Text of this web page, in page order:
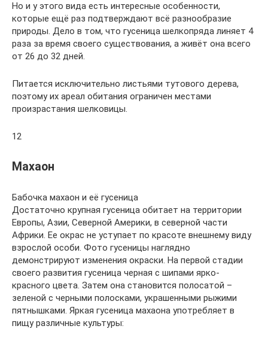
Но и у этого вида есть интересные особенности,
которые ещё раз подтверждают всё разнообразие
природы. Дело в том, что гусеница шелкопряда линяет 4
раза за время своего существования, а живёт она всего
от 26 до 32 дней.
Питается исключительно листьями тутового дерева,
поэтому их ареал обитания ограничен местами
произрастания шелковицы.
12
Махаон
Бабочка махаон и её гусеница
Достаточно крупная гусеница обитает на территории
Европы, Азии, Северной Америки, в северной части
Африки. Ее окрас не уступает по красоте внешнему виду
взрослой особи. Фото гусеницы наглядно
демонстрируют изменения окраски. На первой стадии
своего развития гусеница черная с шипами ярко-
красного цвета. Затем она становится полосатой –
зеленой с черными полосками, украшенными рыжими
пятнышками. Яркая гусеница махаона употребляет в
пищу различные культуры: